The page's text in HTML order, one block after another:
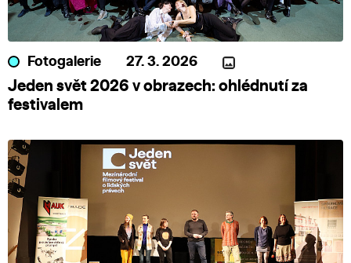
Fotogalerie 27. 3. 2026
Jeden svět 2026 v obrazech: ohlédnutí za
festivalem